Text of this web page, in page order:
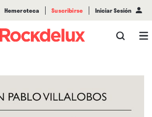
Hemeroteca Suscribirse Iniciar Sesión